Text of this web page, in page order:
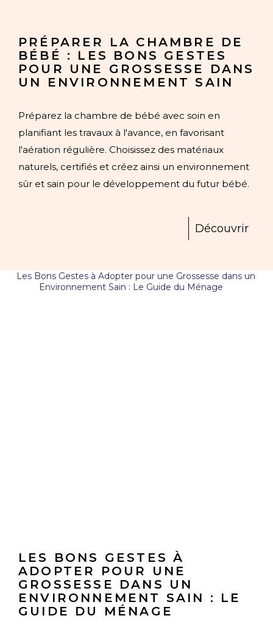
PRÉPARER LA CHAMBRE DE
BÉBÉ : LES BONS GESTES
POUR UNE GROSSESSE DANS
UN ENVIRONNEMENT SAIN
Préparez la chambre de bébé avec soin en
planifiant les travaux à l'avance, en favorisant
l'aération régulière. Choisissez des matériaux
naturels, certifiés et créez ainsi un environnement
sûr et sain pour le développement du futur bébé.
Découvrir
LES BONS GESTES À
ADOPTER POUR UNE
GROSSESSE DANS UN
ENVIRONNEMENT SAIN : LE
GUIDE DU MÉNAGE